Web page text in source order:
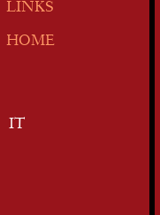
LINKS
HOME
IT